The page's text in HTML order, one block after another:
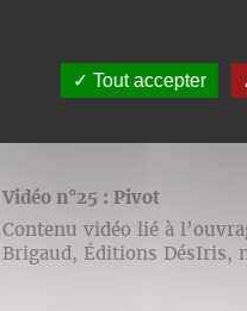
Vidéo n°25 : Pivot
Contenu vidéo lié à
Brigaud, Éditions DésIris,
Tout accepter